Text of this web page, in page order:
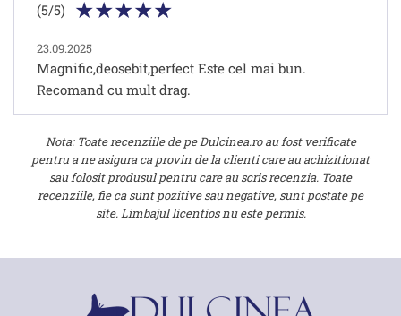
(5/5)
23.09.2025
Magnific,deosebit,perfect Este cel mai bun.
Recomand cu mult drag.
Nota: Toate recenziile de pe Dulcinea.ro au fost verificate
pentru a ne asigura ca provin de la clienti care au achizitionat
sau folosit produsul pentru care au scris recenzia. Toate
recenziile, fie ca sunt pozitive sau negative, sunt postate pe
site. Limbajul licentios nu este permis.